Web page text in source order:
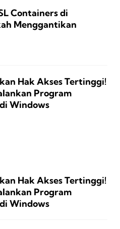
Containers di
Menggantikan
Hak Akses Tertinggi!
Program
Windows
Hak Akses Tertinggi!
Program
Windows